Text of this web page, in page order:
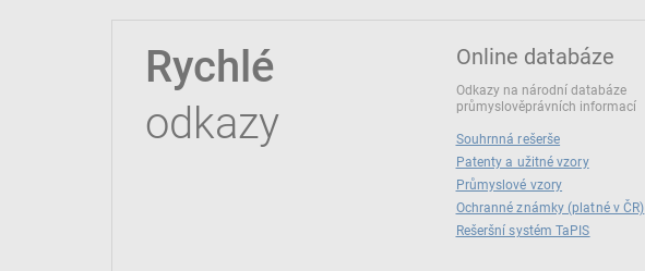
Rychlé
odkazy
Online databáze
Odkazy na národní databáze
průmyslověprávních informací
Souhrnná rešerše
Patenty a užitné vzory
Průmyslové vzory
Ochranné známky (platné v ČR)
Rešeršní systém TaPIS